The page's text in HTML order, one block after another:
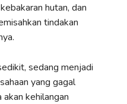
hutan, dan
tindakan
sedang menjadi
yang gagal
akan kehilangan